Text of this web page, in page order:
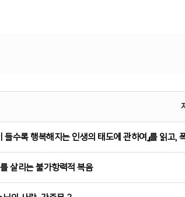
들수록 행복해지는 인생의 태도에 관하여』를 읽고
살리는 불가항력적 복음